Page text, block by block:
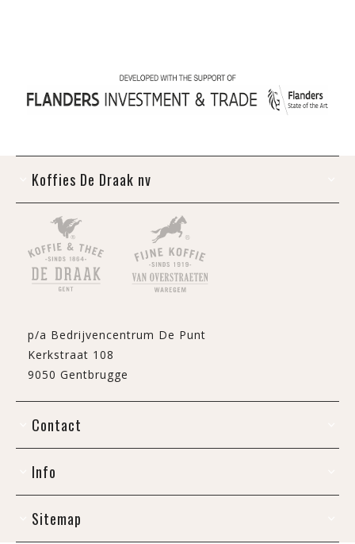
Koffies De Draak nv
p/a Bedrijvencentrum De Punt
Kerkstraat 108
9050 Gentbrugge
Contact
Info
Sitemap